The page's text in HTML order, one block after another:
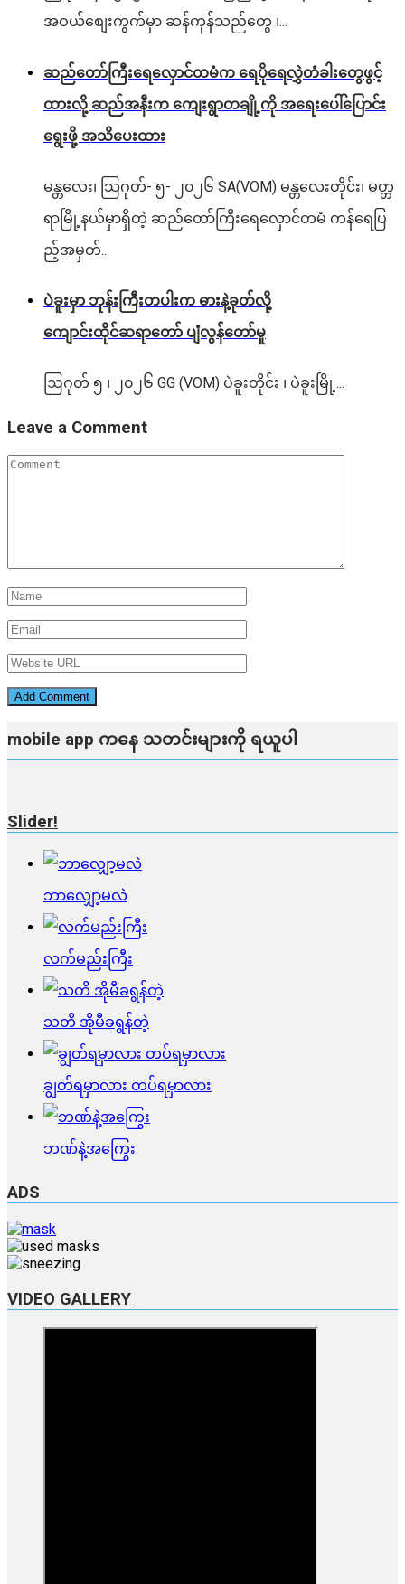
အဝယ်စျေးကွက်မှာ ဆန်ကုန်သည်တွေ ၊...
ဆည်တော်ကြီးရေလှောင်တမံက ရေပိုရေလွှဲတံခါးတွေဖွင့်
ထားလို့ ဆည်အနီးက ကျေးရွာတချို့ကို အရေးပေါ်ပြောင်း
ရွေးဖို့ အသိပေးထား
မန္တလေး၊ သြဂုတ်- ၅- ၂၀၂၆ SA(VOM) မန္တလေးတိုင်း၊ မတ္တ
ရာမြို့နယ်မှာရှိတဲ့ ဆည်တော်ကြီးရေလှောင်တမံ ကန်ရေပြ
ည့်အမှတ်...
ပဲခူးမှာ ဘုန်းကြီးတပါးက ဓားနဲ့ခုတ်လို့
ကျောင်းထိုင်ဆရာတော် ပျံလွန်တော်မူ
ဩဂုတ် ၅ ၊ ၂၀၂၆ GG (VOM) ပဲခူးတိုင်း ၊ ပဲခူးမြို့...
Leave a Comment
mobile app ​​ကနေ ​​သတင်းများကို ရယူပါ
Slider!
ဘာလျှော့မလဲ
လက်မည်းကြီး
သတိ အိုမီခရွန်တဲ့
ချွတ်ရမှာလား တပ်ရမှာလား
ဘဏ်နဲ့အကြွေး
ADS
VIDEO GALLERY